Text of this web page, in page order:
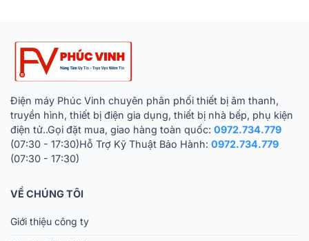
Điện máy Phúc Vinh chuyên phân phối thiết bị âm thanh,
truyền hình, thiết bị điện gia dụng, thiết bị nhà bếp, phụ kiện
điện tử..Gọi đặt mua, giao hàng toàn quốc: 0972.734.779
(07:30 - 17:30)Hỗ Trợ Kỹ Thuật Bảo Hành: 0972.734.779
(07:30 - 17:30)
VỀ CHÚNG TÔI
Giới thiệu công ty